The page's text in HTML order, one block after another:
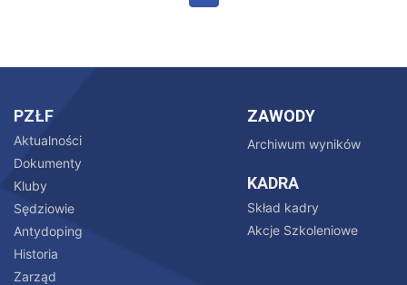
PZŁF
Aktualności
Dokumenty
Kluby
Sędziowie
Antydoping
Historia
Zarząd
ZAWODY
Archiwum wyników
KADRA
Skład kadry
Akcje Szkoleniowe